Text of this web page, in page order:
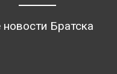
новости Братска